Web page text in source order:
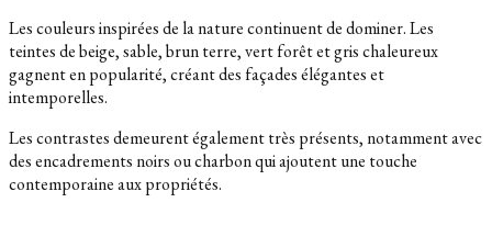
Les couleurs inspirées de la nature continuent de dominer. Les
teintes de beige, sable, brun terre, vert forêt et gris chaleureux
gagnent en popularité, créant des façades élégantes et
intemporelles.
Les contrastes demeurent également très présents, notamment avec
des encadrements noirs ou charbon qui ajoutent une touche
contemporaine aux propriétés.